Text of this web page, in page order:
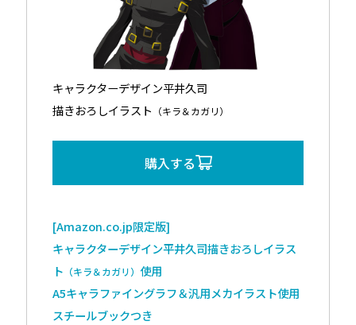
キャラクターデザイン平井久司
描きおろしイラスト （キラ＆カガリ）
購入する
[Amazon.co.jp限定版]
キャラクターデザイン平井久司描きおろしイラス
ト （キラ＆カガリ）使用
A5キャラファイングラフ＆汎用メカイラスト使用
スチールブックつき